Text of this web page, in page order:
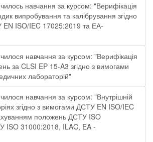
навчання за курсом: "Верифікація
випробування та калібрування згідно
ISO/IEC 17025:2019 та ЕА-
навчання за курсом: "Верифікація
за CLSI EP 15-A3 згідно з вимогами
лабораторій"
навчання за курсом: "Внутрішній
згідно з вимогами ДСТУ EN ISO/IEC
положень ДСТУ ISO
ISO 31000:2018, ILAC, EA -